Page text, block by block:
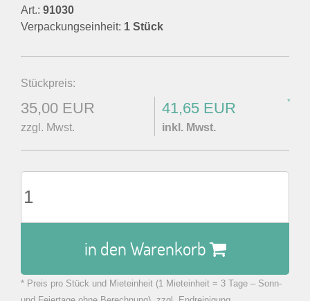
Art.: 91030
Verpackungseinheit: 1 Stück
Stückpreis:
35,00 EUR
zzgl. Mwst.
41,65 EUR *
inkl. Mwst.
in den Warenkorb
zu Warenkorb hinzugefügt.
* Preis pro Stück und Mieteinheit (1 Mieteinheit = 3 Tage – Sonn-